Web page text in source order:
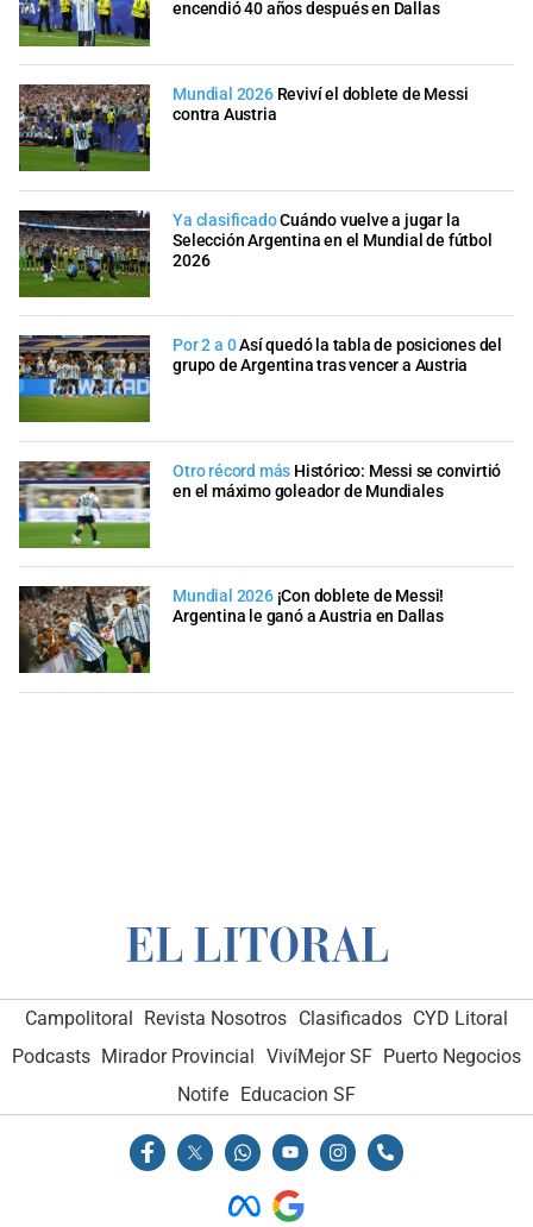
encendió 40 años después en Dallas
Mundial 2026 Reviví el doblete de Messi
contra Austria
Ya clasificadoCuándo vuelve a jugar la
Selección Argentina en el Mundial de fútbol
2026
Por 2 a 0Así quedó la tabla de posiciones del
grupo de Argentina tras vencer a Austria
Otro récord más Histórico: Messi se convirtió
en el máximo goleador de Mundiales
Mundial 2026 ¡Con doblete de Messi!
Argentina le ganó a Austria en Dallas
Campolitoral Revista Nosotros Clasificados CYD Litoral
Podcasts Mirador Provincial VivíMejor SF Puerto Negocios
Notife
Educacion SF